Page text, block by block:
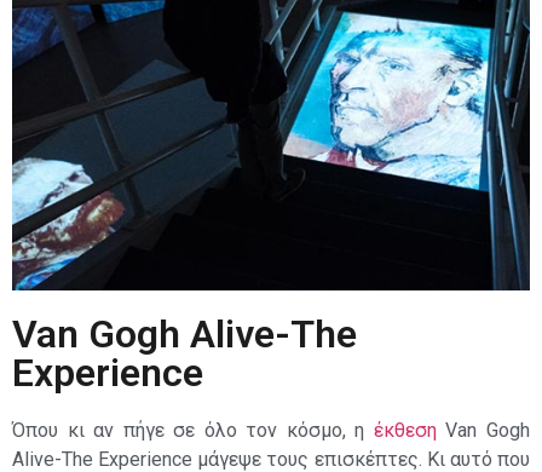
Van Gogh Alive-The
Experience
Όπου κι αν πήγε σε όλο τον κόσμο, η έκθεσηVan Gogh
Alive-The Experience μάγεψε τους επισκέπτες. Κι αυτό που